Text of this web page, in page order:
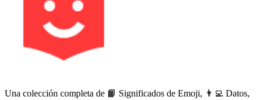
Una colección completa de 📙 Significados de Emoji, 👨‍💻 Datos,